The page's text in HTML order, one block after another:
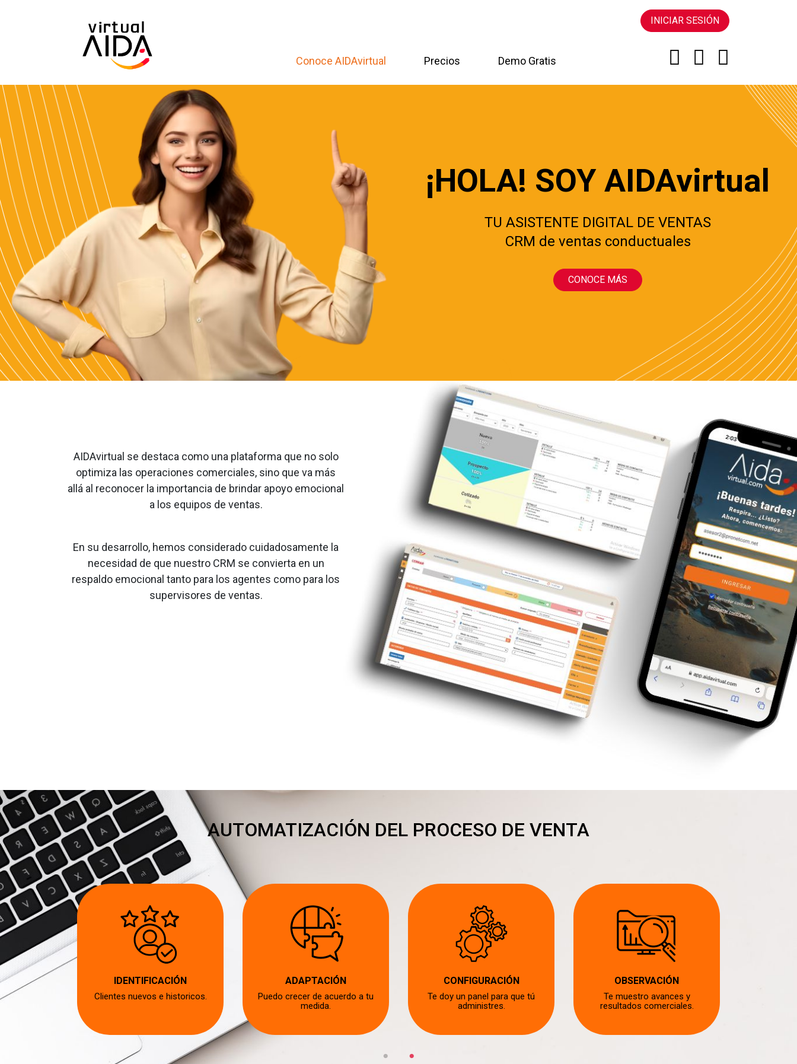
INICIAR SESIÓN
Conoce AIDAvirtual Precios Demo Gratis
¡HOLA! SOY AIDAvirtual
TU ASISTENTE DIGITAL DE VENTAS
CRM de ventas conductuales
CONOCE MÁS
AIDAvirtual se destaca como una plataforma que no solo
optimiza las operaciones comerciales, sino que va más
allá al reconocer la importancia de brindar apoyo emocional
a los equipos de ventas.
En su desarrollo, hemos considerado cuidadosamente la
necesidad de que nuestro CRM se convierta en un
respaldo emocional tanto para los agentes como para los
supervisores de ventas.
AUTOMATIZACIÓN DEL PROCESO DE VENTA
con los
IDENTIFICACIÓN
Clientes nuevos e historicos.
ADAPTACIÓN
Puedo crecer de acuerdo a tu
medida.
CONFIGURACIÓN
Te doy un panel para que tú
administres.
OBSERVACIÓN
Te muestro avances y
resultados comerciales.